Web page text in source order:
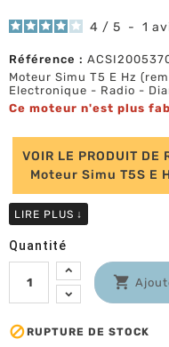
4 / 5 - 1
Référence :
Moteur Simu T5 E Hz
Electronique - Radio -
Ce moteur n'est plus
VOIR LE PRODUIT DE
Moteur Simu T5S E
LIRE PLUS ↓
Quantité

 RUPTURE DE STOCK